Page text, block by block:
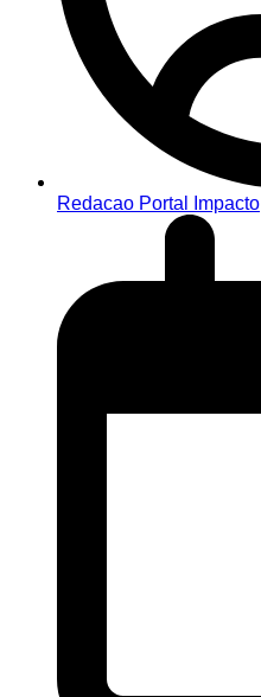
Redacao Portal Impacto